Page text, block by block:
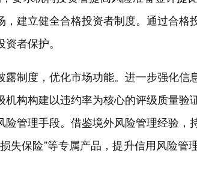
建立健全合格投资者制度。通过合格
者保护。
制度，优化市场功能。进一步强化信
构构建以违约率为核心的评级质量验
管理手段。借鉴境外风险管理经验，
失保险”等专属产品，提升信用风险管